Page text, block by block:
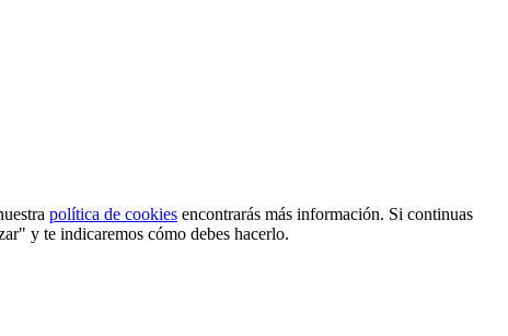
política de cookies encontrarás más información. Si continuas
y te indicaremos cómo debes hacerlo.